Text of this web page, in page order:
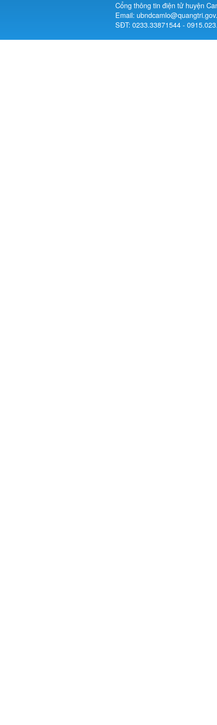
Cổng thông tin điện tử huyện
Email:
SĐT: 0233.33871544 -